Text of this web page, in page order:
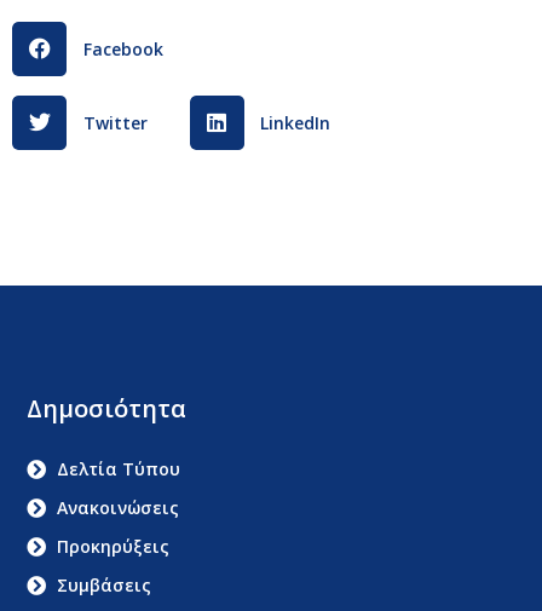
Facebook
Twitter LinkedIn
Δημοσιότητα
Δελτία Τύπου
Ανακοινώσεις
Προκηρύξεις
Συμβάσεις